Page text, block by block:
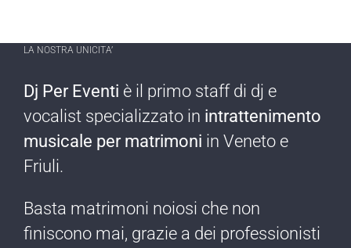
LA NOSTRA UNICITA’
Dj Per Eventi è il primo staff di dj e
vocalist specializzato in intrattenimento
musicale per matrimoni in Veneto e
Friuli.
Basta matrimoni noiosi che non
finiscono mai, grazie a dei professionisti